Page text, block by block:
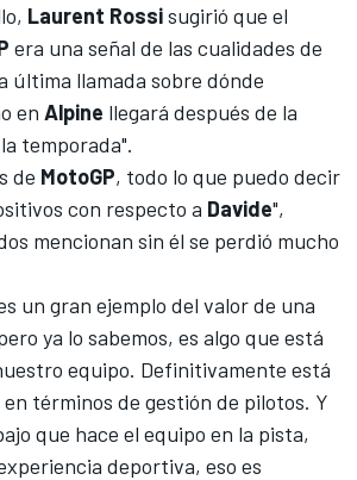
Laurent Rossisugirió que el
era una señal de las cualidades de
última llamada sobre dónde
en Alpine llegará después de la
temporada".
de MotoGP, todo lo que puedo decir
con respecto a Davide",
mencionan sin él se perdió mucho
un gran ejemplo del valor de una
ya lo sabemos, es algo que está
equipo. Definitivamente está
términos de gestión de pilotos. Y
que hace el equipo en la pista,
deportiva, eso es